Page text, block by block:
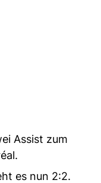
Assist zum
es nun 2:2.